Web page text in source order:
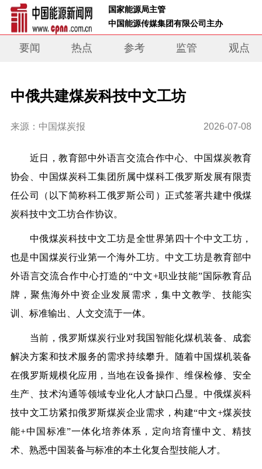
国家能源局主管
中国能源传媒集团有限公司主办
要闻 热点 参考 监管 观点
中俄共建煤炭科技中文工坊
来源：中国煤炭报 2026-07-08
近日，教育部中外语言交流合作中心、中国煤炭教育
协会、中国煤炭科工集团所属中煤科工俄罗斯发展有限责
任公司（以下简称科工俄罗斯公司）正式签署共建中俄煤
炭科技中文工坊合作协议。
中俄煤炭科技中文工坊是全世界第四十个中文工坊，
也是中国煤炭行业第一个海外工坊。中文工坊是教育部中
外语言交流合作中心打造的“中文+职业技能”国际教育品
牌，聚焦海外中资企业发展需求，集中文教学、技能实
训、标准输出、人文交流于一体。
当前，俄罗斯煤炭行业对我国智能化煤机装备、成套
解决方案和技术服务的需求持续攀升。随着中国煤机装备
在俄罗斯规模化应用，当地在设备操作、维保检修、安全
生产、技术沟通等领域专业化人才缺口凸显。中俄煤炭科
技中文工坊紧扣俄罗斯煤炭企业需求，构建“中文+煤炭技
能+中国标准”一体化培养体系，定向培育懂中文、精技
术、熟悉中国装备与标准的本土化复合型技能人才。